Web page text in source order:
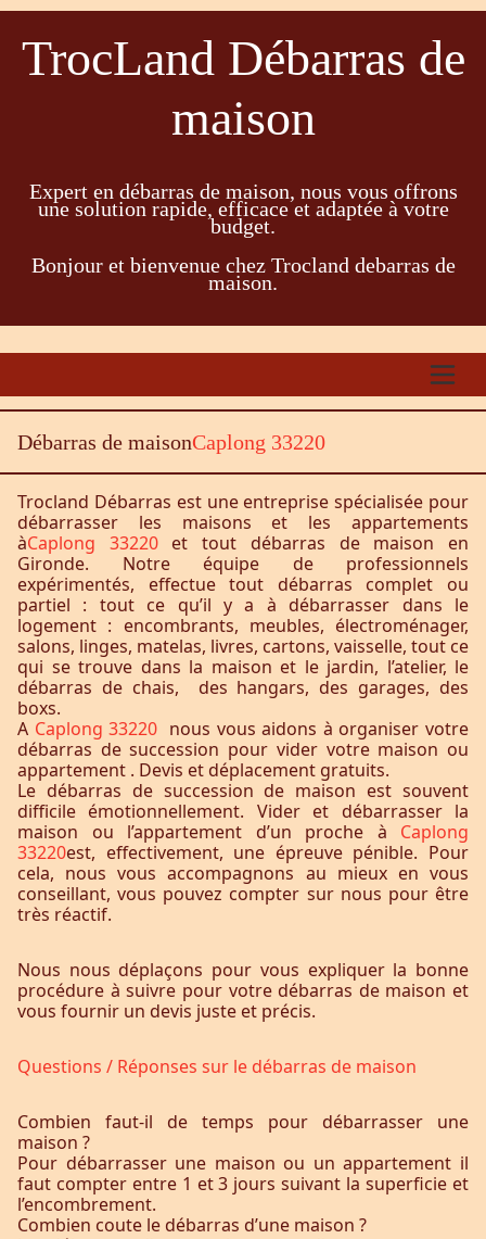
TrocLand Débarras de
maison
Expert en débarras de maison, nous vous offrons
une solution rapide, efficace et adaptée à votre
budget.
Bonjour et bienvenue chez Trocland debarras de
maison.
Débarras de maisonCaplong 33220
Trocland Débarras est une entreprise spécialisée pour
débarrasser les maisons et les appartements
àCaplong 33220 et tout débarras de maison en
Gironde. Notre équipe de professionnels
expérimentés, effectue tout débarras complet ou
partiel : tout ce qu’il y a à débarrasser dans le
logement : encombrants, meubles, électroménager,
salons, linges, matelas, livres, cartons, vaisselle, tout ce
qui se trouve dans la maison et le jardin, l’atelier, le
débarras de chais, des hangars, des garages, des
boxs.
A Caplong 33220 nous vous aidons à organiser votre
débarras de succession pour vider votre maison ou
appartement . Devis et déplacement gratuits.
Le débarras de succession de maison est souvent
difficile émotionnellement. Vider et débarrasser la
maison ou l’appartement d’un proche à Caplong
33220est, effectivement, une épreuve pénible. Pour
cela, nous vous accompagnons au mieux en vous
conseillant, vous pouvez compter sur nous pour être
très réactif.
Nous nous déplaçons pour vous expliquer la bonne
procédure à suivre pour votre débarras de maison et
vous fournir un devis juste et précis.
Questions / Réponses sur le débarras de maison
Combien faut-il de temps pour débarrasser une
maison ?
Pour débarrasser une maison ou un appartement il
faut compter entre 1 et 3 jours suivant la superficie et
l’encombrement.
Combien coute le débarras d’une maison ?